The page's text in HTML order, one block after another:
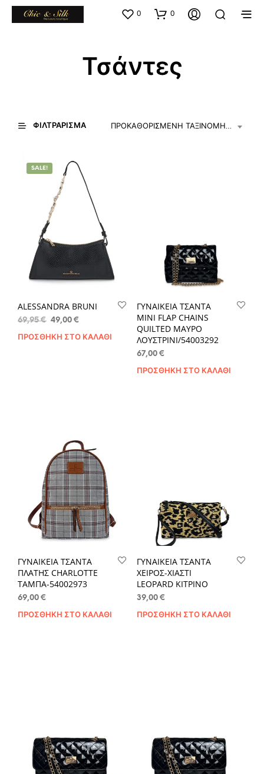
0 0
Τσάντες
ΦΙΛΤΡΆΡΙΣΜΑ ΠΡΟΚΑΘΟΡΙΣΜΈΝΗ ΤΑΞΙΝΌΜΗΣΗ
SALE!
ALESSANDRA BRUNI
69,95€ Original
was:
49,00 €
τιμή
ΠΡΟΣΘΉΚΗ ΣΤΟ ΚΑΛΆΘΙ
ΓΥΝΑΙΚΕΙΑ ΤΣΑΝΤΑ
MINI FLAP CHAINS
QUILTED ΜΑΥΡΟ
ΛΟΥΣΤΡΙΝΙ/54003292
67,00 €
ΠΡΟΣΘΉΚΗ ΣΤΟ ΚΑΛΆΘΙ
ΓΥΝΑΙΚΕΙΑ ΤΣΑΝΤΑ
ΠΛΑΤΗΣ CHARLOTTE
ΤΑΜΠΑ-54002973
69,00 €
ΠΡΟΣΘΉΚΗ ΣΤΟ ΚΑΛΆΘΙ
ΓΥΝΑΙΚΕΙΑ ΤΣΑΝΤΑ
ΧΕΙΡΟΣ-ΧΙΑΣΤΙ
LEOPARD ΚΙΤΡΙΝΟ
39,00 €
ΠΡΟΣΘΉΚΗ ΣΤΟ ΚΑΛΆΘΙ